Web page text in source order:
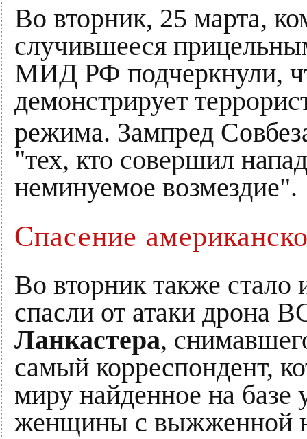
Во вторник, 25 марта,
случившееся
МИД РФ подчеркнули,
демонстрирует
режима. Зампред
"тех, кто совершил
неминуемое возмездие".
Спасение
Во вторник также
спасли от атаки
Ланкастера,
самый корреспондент,
миру найденное на базе
женщины с выжженной